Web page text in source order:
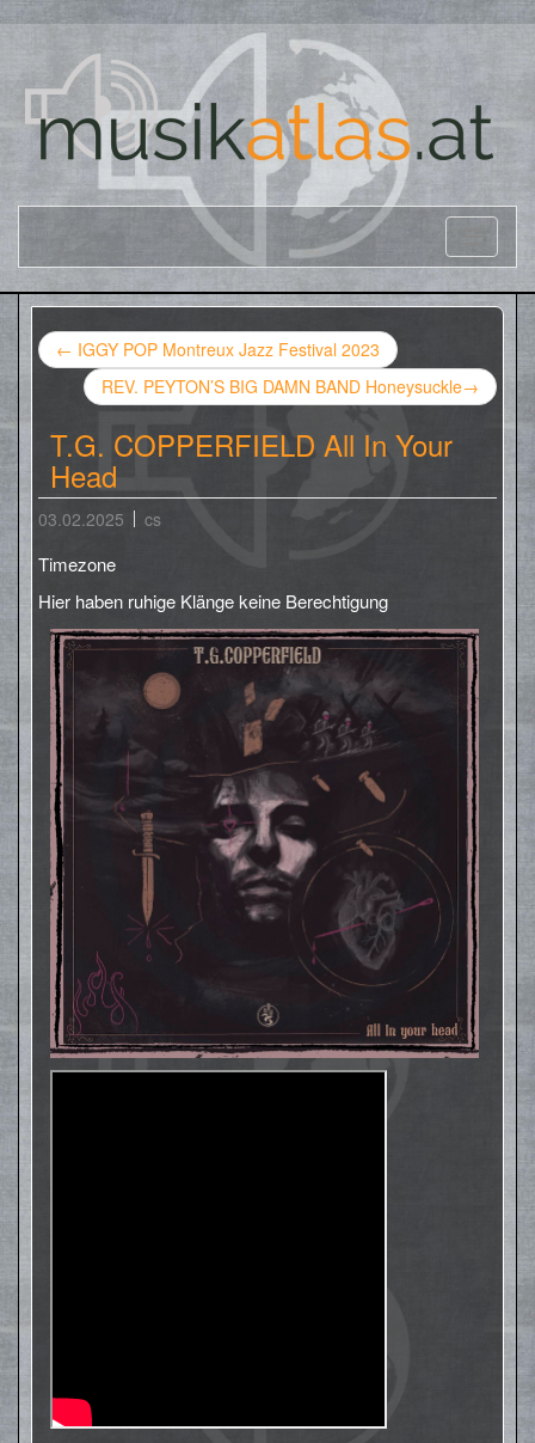
← IGGY POP Montreux Jazz Festival 2023
REV. PEYTON’S BIG DAMN BAND Honeysuckle→
T.G. COPPERFIELD All In Your
Head
03.02.2025 cs
Timezone
Hier haben ruhige Klänge keine Berechtigung